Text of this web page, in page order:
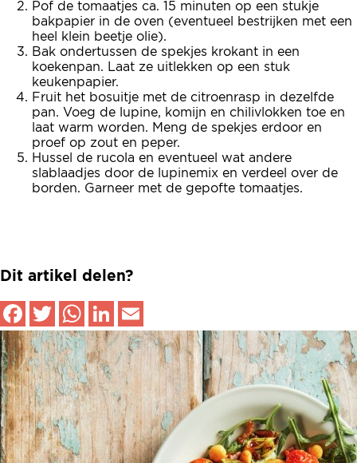
Pof de tomaatjes ca. 15 minuten op een stukje
bakpapier in de oven (eventueel bestrijken met een
heel klein beetje olie).
Bak ondertussen de spekjes krokant in een
koekenpan. Laat ze uitlekken op een stuk
keukenpapier.
Fruit het bosuitje met de citroenrasp in dezelfde
pan. Voeg de lupine, komijn en chilivlokken toe en
laat warm worden. Meng de spekjes erdoor en
proef op zout en peper.
Hussel de rucola en eventueel wat andere
slablaadjes door de lupinemix en verdeel over de
borden. Garneer met de gepofte tomaatjes.
Dit artikel delen?